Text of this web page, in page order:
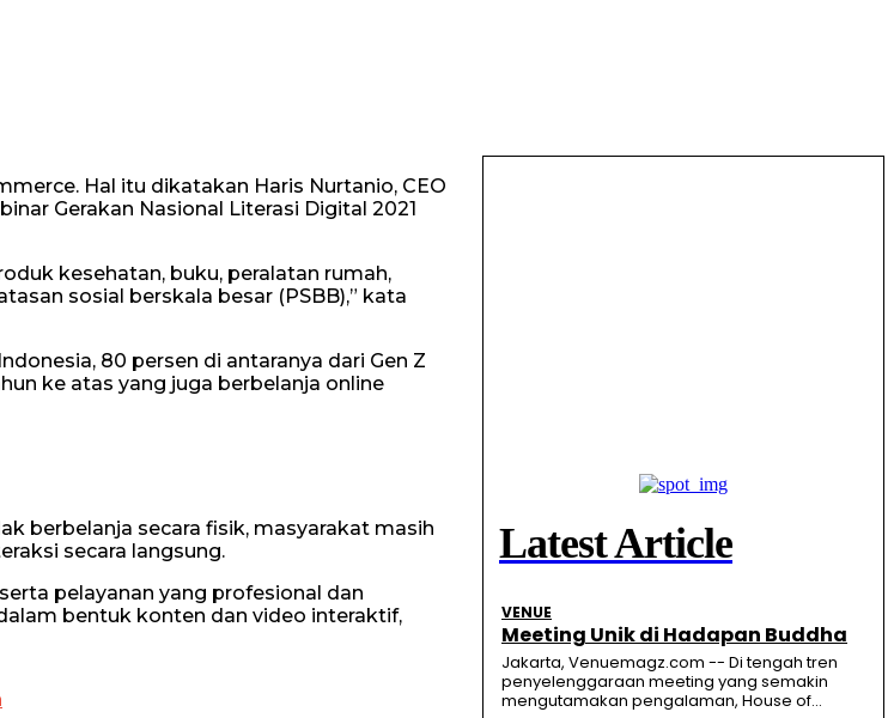
Hal itu dikatakan Haris Nurtanio, CEO
Gerakan Nasional Literasi Digital 2021
kesehatan, buku, peralatan rumah,
sosial berskala besar (PSBB),” kata
80 persen di antaranya dari Gen Z
ke atas yang juga berbelanja online
berbelanja secara fisik, masyarakat masih
secara langsung.
pelayanan yang profesional dan
bentuk konten dan video interaktif,
Latest Article
VENUE
Meeting Unik di Hadapan Buddha
Jakarta, Venuemagz.com -- Di tengah tren
penyelenggaraan meeting yang semakin
mengutamakan pengalaman, House of...